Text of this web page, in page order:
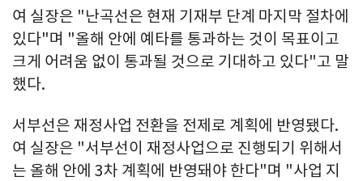
여 실장은 "난곡선은 현재 기재부 단계 마지막 절차에
있다"며 "올해 안에 예타를 통과하는 것이 목표이고
크게 어려움 없이 통과될 것으로 기대하고 있다"고 말
했다.
서부선은 재정사업 전환을 전제로 계획에 반영됐다.
여 실장은 "서부선이 재정사업으로 진행되기 위해서
는 올해 안에 3차 계획에 반영돼야 한다"며 "사업 지